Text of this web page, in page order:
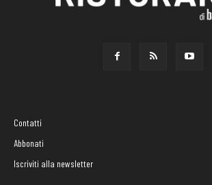
Contatti
Abbonati
Iscriviti alla newsletter